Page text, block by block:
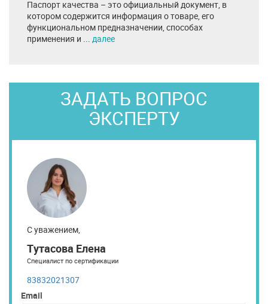
Паспорт качества – это официальный документ, в
котором содержится информация о товаре, его
функциональном предназначении, способах
применения и ... далее
ЗАДАТЬ ВОПРОС
ЭКСПЕРТУ
С уважением,
Тутасова Елена
Специалист по сертификации
83832021307
Email